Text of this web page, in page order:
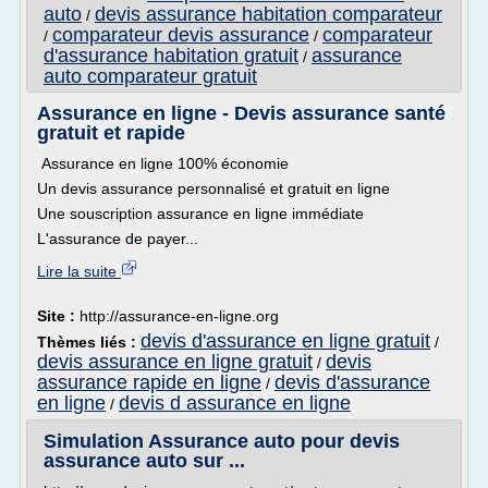
auto / devis assurance habitation comparateur
/ comparateur devis assurance / comparateur
d'assurance habitation gratuit / assurance
auto comparateur gratuit
Assurance en ligne - Devis assurance santé
gratuit et rapide
Assurance en ligne 100% économie
Un devis assurance personnalisé et gratuit en ligne
Une souscription assurance en ligne immédiate
L'assurance de payer...
Lire la suite
Site : http://assurance-en-ligne.org
Thèmes liés : devis d'assurance en ligne gratuit /
devis assurance en ligne gratuit / devis
assurance rapide en ligne / devis d'assurance
en ligne / devis d assurance en ligne
Simulation Assurance auto pour devis
assurance auto sur ...